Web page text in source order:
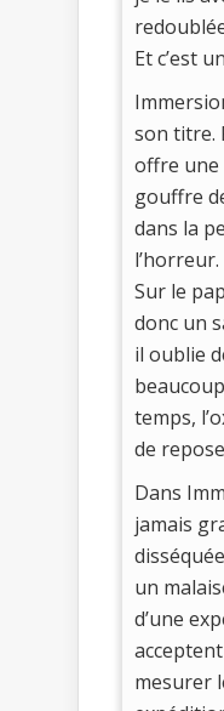
Et c’est
son titre.
offre une
gouffre
dans la
l’horreur.
Sur le
donc un
il oublie
temps,
de
Dans
jamais
un
d’une
mesurer